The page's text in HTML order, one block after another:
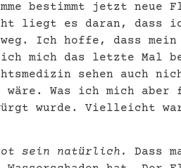
bestimmt jetzt
liegt es daran, dass
Ich hoffe, dass
mich das letzte Mal
sehen auch
wäre. Was ich mich
wurde. Vielleicht
sein natürlich.
Dass